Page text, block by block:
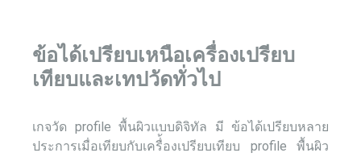
ข้อได้เปรียบเหนือเครื่องเปรียบ
เทียบและเทปวัดทั่วไป
เกจวัด profile พื้นผิวแบบดิจิทัล มี ข้อได้เปรียบหลาย
ประการเมื่อเทียบกับเครื่้องเปรียบเทียบ profile พื้นผิว